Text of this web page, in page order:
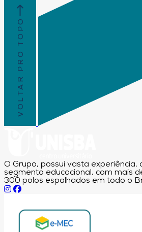
VOLTAR PRO TOPO
O Grupo, possui vasta experiência,
segmento educacional, com mais
300 polos espalhados em todo o